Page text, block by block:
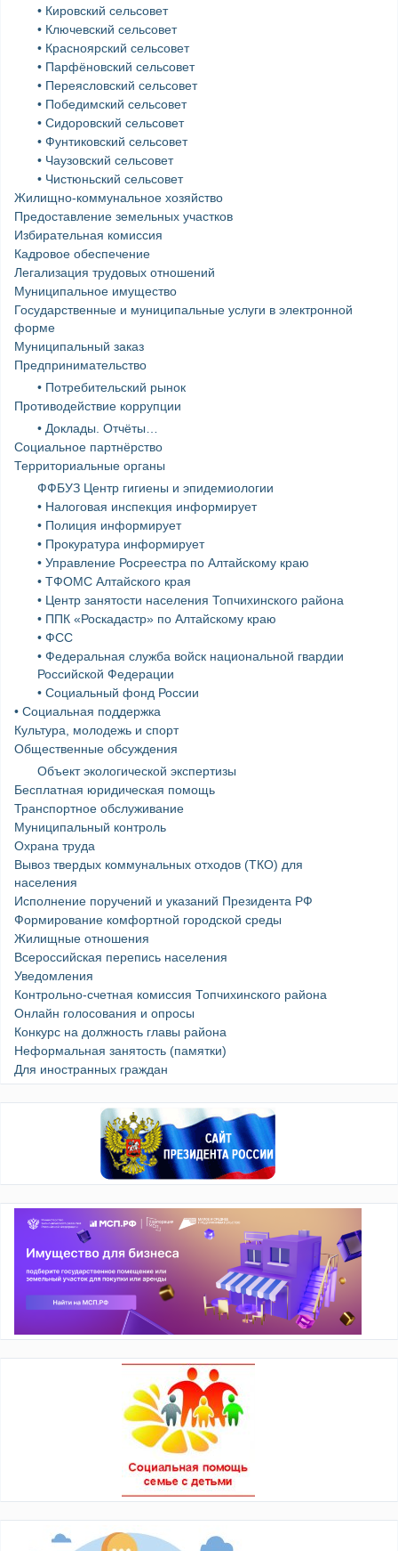
• Кировский сельсовет
• Ключевский сельсовет
• Красноярский сельсовет
• Парфёновский сельсовет
• Переясловский сельсовет
• Победимский сельсовет
• Сидоровский сельсовет
• Фунтиковский сельсовет
• Чаузовский сельсовет
• Чистюньский сельсовет
Жилищно-коммунальное хозяйство
Предоставление земельных участков
Избирательная комиссия
Кадровое обеспечение
Легализация трудовых отношений
Муниципальное имущество
Государственные и муниципальные услуги в электронной
форме
Муниципальный заказ
Предпринимательство
• Потребительский рынок
Противодействие коррупции
• Доклады. Отчёты…
Социальное партнёрство
Территориальные органы
ФФБУЗ Центр гигиены и эпидемиологии
• Налоговая инспекция информирует
• Полиция информирует
• Прокуратура информирует
• Управление Росреестра по Алтайскому краю
• ТФОМС Алтайского края
• Центр занятости населения Топчихинского района
• ППК «Роскадастр» по Алтайскому краю
• ФСС
• Федеральная служба войск национальной гвардии
Российской Федерации
• Социальный фонд России
• Социальная поддержка
Культура, молодежь и спорт
Общественные обсуждения
Объект экологической экспертизы
Бесплатная юридическая помощь
Транспортное обслуживание
Муниципальный контроль
Охрана труда
Вывоз твердых коммунальных отходов (ТКО) для
населения
Исполнение поручений и указаний Президента РФ
Формирование комфортной городской среды
Жилищные отношения
Всероссийская перепись населения
Уведомления
Контрольно-счетная комиссия Топчихинского района
Онлайн голосования и опросы
Конкурс на должность главы района
Неформальная занятость (памятки)
Для иностранных граждан